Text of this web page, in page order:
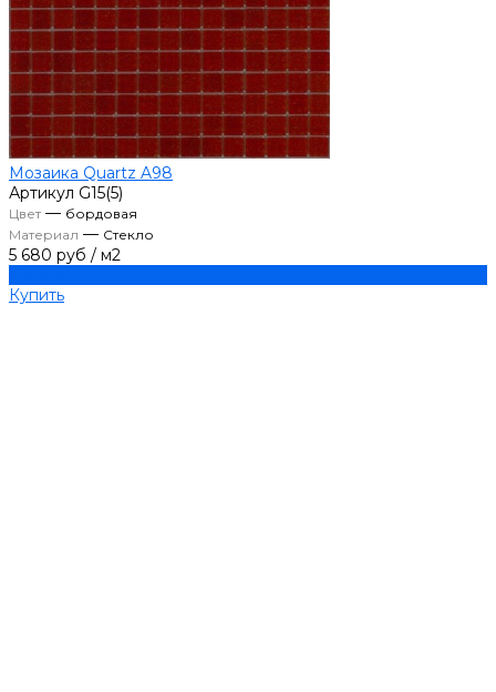
Мозаика Quartz A98
Артикул G15(5)
Цвет— бордовая
Материал — Стекло
5 680 руб / м2
Купить